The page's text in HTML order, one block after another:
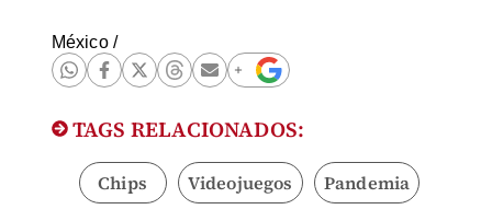
México/
TAGS RELACIONADOS:
Chips Videojuegos Pandemia